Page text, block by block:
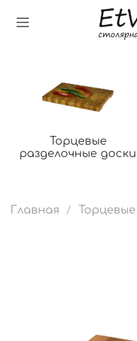
Торцевые
разделочные доски
Главная